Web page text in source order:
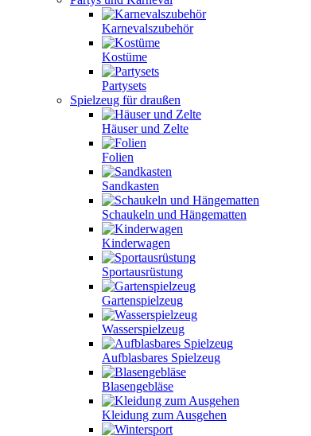
Karnevalszubehör
Kostüme
Partysets
Spielzeug für draußen
Häuser und Zelte
Folien
Sandkasten
Schaukeln und Hängematten
Kinderwagen
Sportausrüstung
Gartenspielzeug
Wasserspielzeug
Aufblasbares Spielzeug
Blasengebläse
Kleidung zum Ausgehen